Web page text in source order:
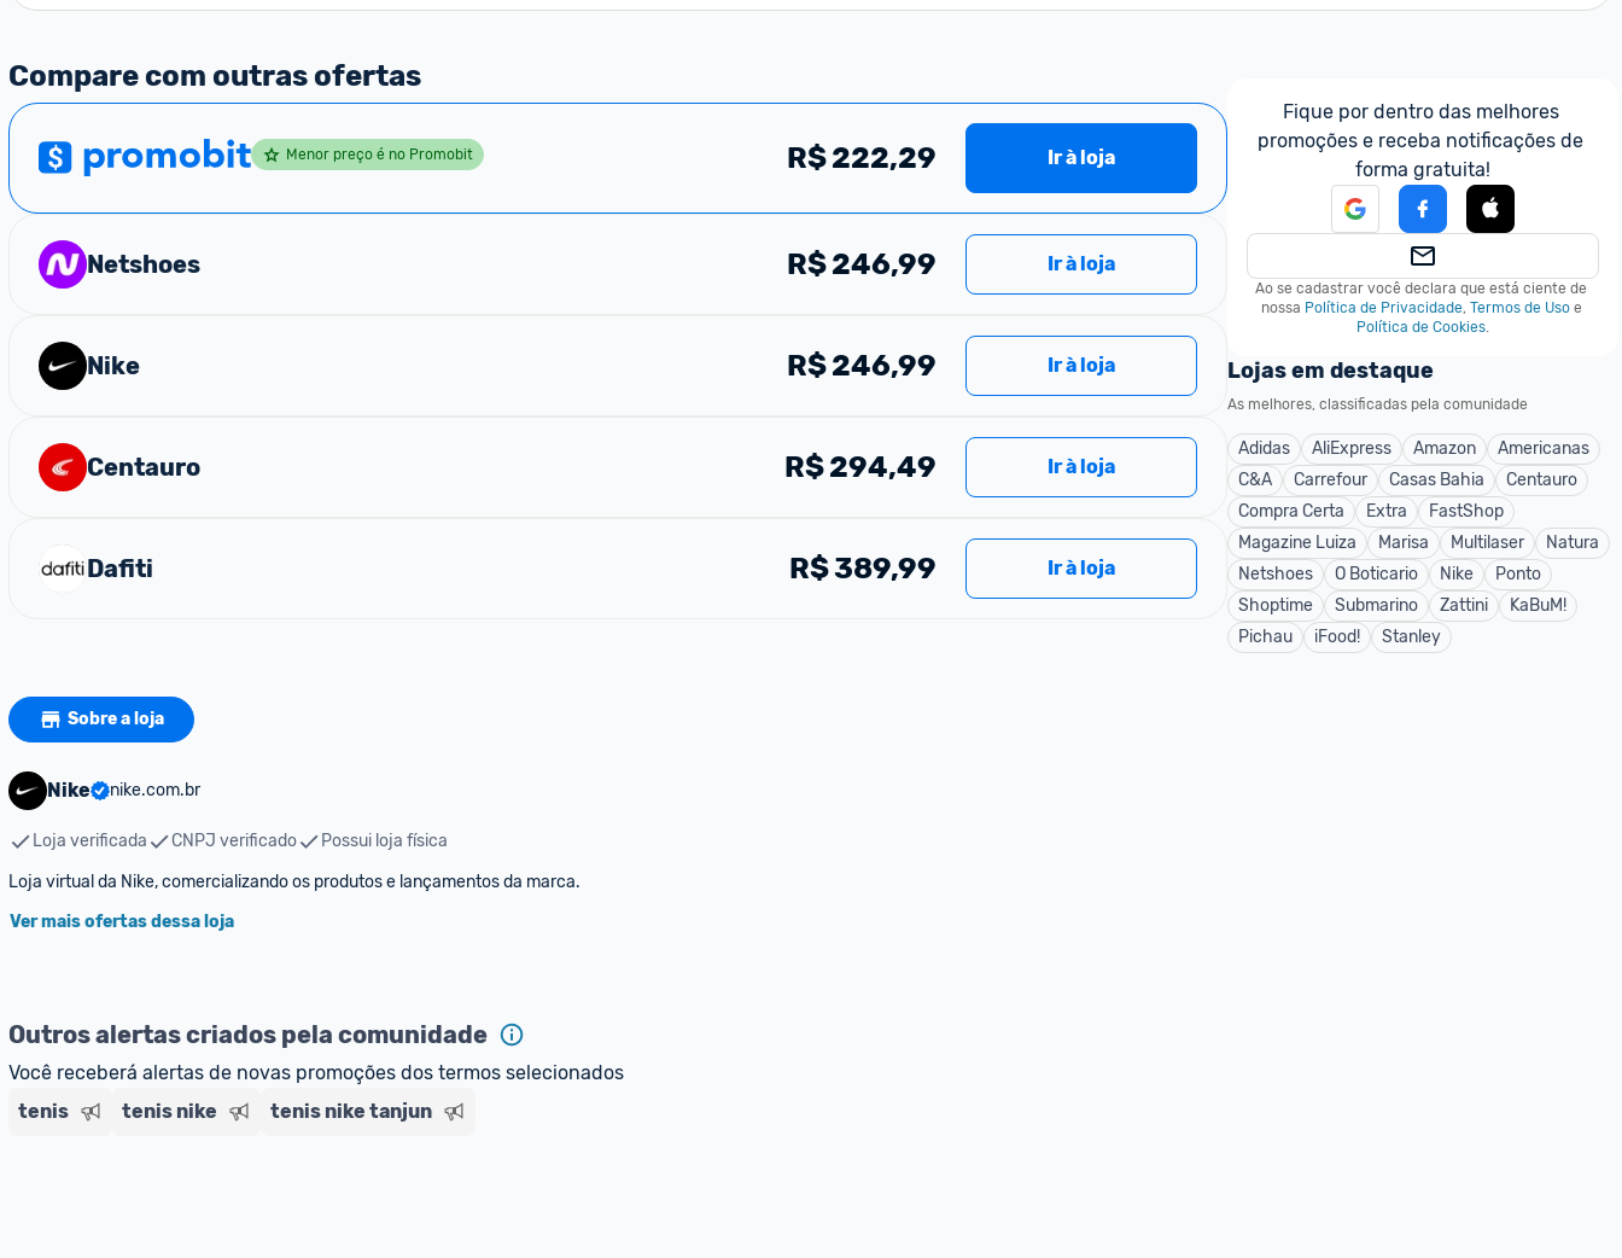
Compare com outras ofertas
Menor preço é no Promobit R$222,29 Ir à loja
Netshoes R$246,99 Ir à loja
Nike R$246,99 Ir à loja
Centauro R$294,49 Ir à loja
Dafiti R$389,99 Ir à loja
Sobre a loja
Nike nike.com.br
Loja verificada CNPJ verificado
Possui loja física
Loja virtual da Nike, comercializando os produtos e lançamentos da marca.
Ver mais ofertas dessa loja
Outros alertas criados pela comunidade
Você receberá alertas de novas promoções dos termos selecionados
tenis
tenis nike tenis nike tanjun
Fique por dentro das melhores
promoções e receba notificações de
forma gratuita!
Ao se cadastrar você declara que está ciente de
nossa Política de Privacidade, Termos de Uso e
Política de Cookies.
Lojas em destaque
As melhores, classificadas pela comunidade
Adidas AliExpress Amazon
Americanas
C&A
Carrefour Casas Bahia
Centauro
Compra Certa
Extra
FastShop
Magazine Luiza
Marisa Multilaser
Natura
Netshoes
O Boticario Nike
Ponto
Shoptime
Submarino Zattini
KaBuM!
Pichau
iFood! Stanley